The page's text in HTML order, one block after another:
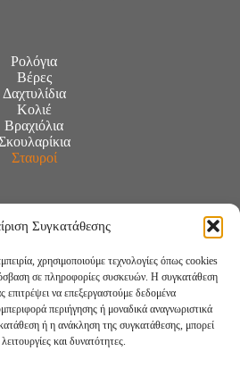
Συγκατάθεσης
χρησιμοποιούμε τεχνολογίες όπως cookies
σε πληροφορίες συσκευών. Η συγκατάθεση
επιτρέψει να επεξεργαστούμε δεδομένα
περιήγησης ή μοναδικά αναγνωριστικά
ή η ανάκληση της συγκατάθεσης, μπορεί
και δυνατότητες.
Ρολόγια
Βέρες
Δαχτυλίδια
Κολιέ
Βραχιόλια
Σταυροί